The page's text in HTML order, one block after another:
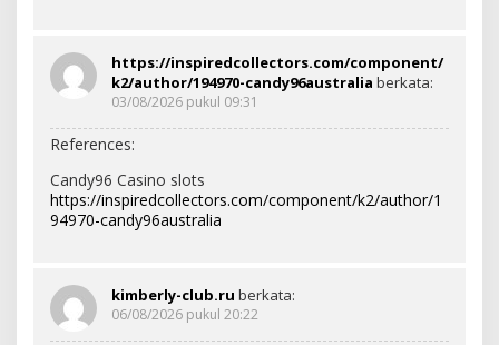
https://inspiredcollectors.com/component/
k2/author/194970-candy96australia berkata:
03/08/2026 pukul 09:31
References:
Candy96 Casino slots
https://inspiredcollectors.com/component/k2/author/1
94970-candy96australia
kimberly-club.ru berkata:
06/08/2026 pukul 20:22